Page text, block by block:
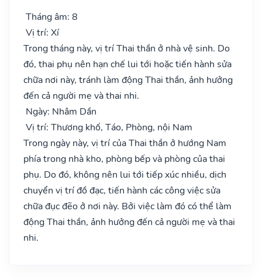
Tháng âm: 8
Vị trí: Xí
Trong tháng này, vị trí Thai thần ở nhà vệ sinh. Do
đó, thai phụ nên hạn chế lui tới hoặc tiến hành sửa
chữa nơi này, tránh làm động Thai thần, ảnh hưởng
đến cả người mẹ và thai nhi.
Ngày: Nhâm Dần
Vị trí: Thương khố, Táo, Phòng, nội Nam
Trong ngày này, vị trí của Thai thần ở hướng Nam
phía trong nhà kho, phòng bếp và phòng của thai
phụ. Do đó, không nên lui tới tiếp xúc nhiều, dịch
chuyển vị trí đồ đạc, tiến hành các công việc sửa
chữa đục đẽo ở nơi này. Bởi việc làm đó có thể làm
động Thai thần, ảnh hưởng đến cả người mẹ và thai
nhi.